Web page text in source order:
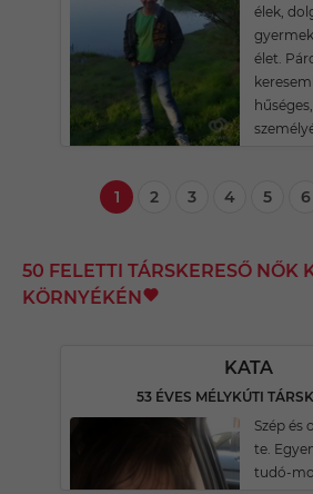
élek,
élet.
1 2 3 4 5 6
50 FELETTI TÁRSKERESŐ NŐK
KÖRNYÉKÉN
KATA
53 ÉVES MÉLYKÚTI
Szép és
te.
tudó-